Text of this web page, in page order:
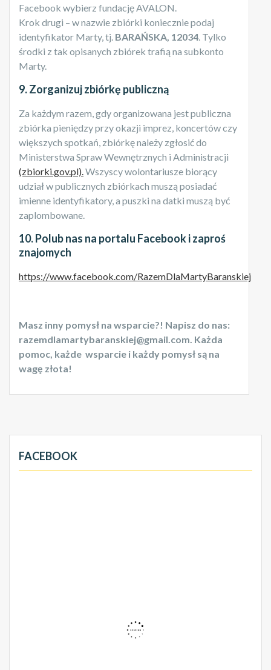
Facebook wybierz fundację AVALON.
Krok drugi – w nazwie zbiórki koniecznie podaj
identyfikator Marty, tj. BARAŃSKA, 12034. Tylko
środki z tak opisanych zbiórek trafią na subkonto
Marty.
9. Zorganizuj zbiórkę publiczną
Za każdym razem, gdy organizowana jest publiczna
zbiórka pieniędzy przy okazji imprez, koncertów czy
większych spotkań, zbiórkę należy zgłosić do
Ministerstwa Spraw Wewnętrznych i Administracji
(zbiorki.gov.pl).Wszyscy wolontariusze biorący
udział w publicznych zbiórkach muszą posiadać
imienne identyfikatory, a puszki na datki muszą być
zaplombowane.
10. Polub nas na portalu Facebook i zaproś
znajomych
https://www.facebook.com/RazemDlaMartyBaranskiej
Masz inny pomysł na wsparcie?! Napisz do nas:
razemdlamartybaranskiej@gmail.com. Każda
pomoc, każde wsparcie i każdy pomysł są na
wagę złota!
FACEBOOK